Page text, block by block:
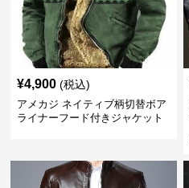
¥4,900 (税込)
アメカジ ネイティブ柄切替ボア
ライナーフード付きジャケット